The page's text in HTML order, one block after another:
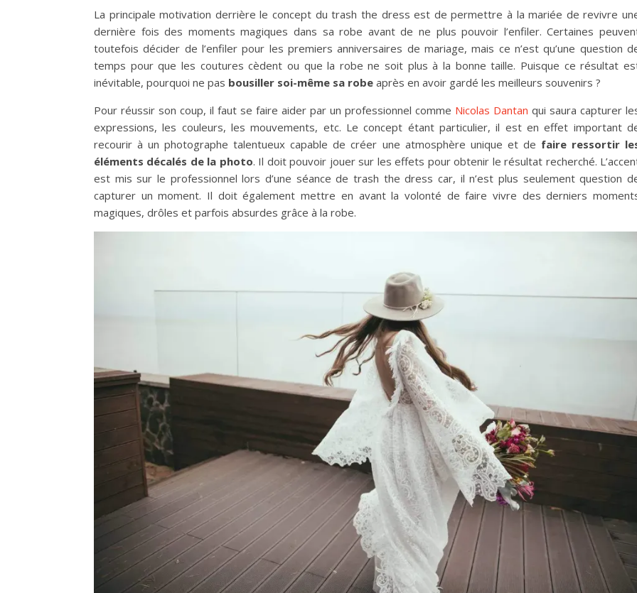
La principale motivation derrière le concept du trash the dress est de permettre à la mariée de revivre
dernière fois des moments magiques dans sa robe avant de ne plus pouvoir l’enfiler. Certaines
toutefois décider de l’enfiler pour les premiers anniversaires de mariage, mais ce n’est qu’une question
temps pour que les coutures cèdent ou que la robe ne soit plus à la bonne taille. Puisque ce résultat
inévitable, pourquoi ne pas bousiller soi-même sa robe après en avoir gardé les meilleurs souvenirs ?
Pour réussir son coup, il faut se faire aider par un professionnel comme Nicolas Dantan qui saura capturer
expressions, les couleurs, les mouvements, etc. Le concept étant particulier, il est en effet important
recourir à un photographe talentueux capable de créer une atmosphère unique et de faire ressortir
éléments décalés de la photo. Il doit pouvoir jouer sur les effets pour obtenir le résultat recherché.
est mis sur le professionnel lors d’une séance de trash the dress car, il n’est plus seulement question
capturer un moment. Il doit également mettre en avant la volonté de faire vivre des derniers
magiques, drôles et parfois absurdes grâce à la robe.